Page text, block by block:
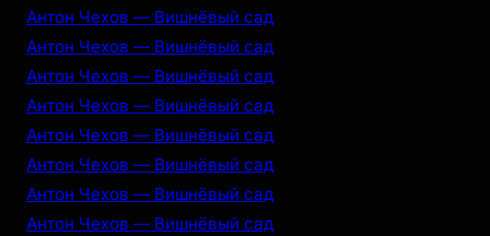
Антон Чехов — Вишнёвый сад
Антон Чехов — Вишнёвый сад
Антон Чехов — Вишнёвый сад
Антон Чехов — Вишнёвый сад
Антон Чехов — Вишнёвый сад
Антон Чехов — Вишнёвый сад
Антон Чехов — Вишнёвый сад
Антон Чехов — Вишнёвый сад